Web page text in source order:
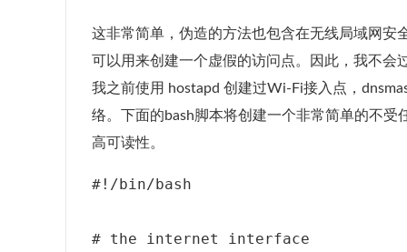
这非常简单，伪造的方法也包含在无线局域网
可以用来创建一个虚假的访问点。因此，我不
我之前使用 hostapd 创建过Wi-Fi接入点，
络。下面的bash脚本将创建一个非常简单的不
高可读性。
#!/bin/bash
# the internet interface